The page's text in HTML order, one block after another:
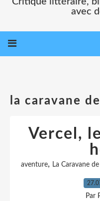
avec
la caravane
Vercel,
aventure, La Caravane
Par